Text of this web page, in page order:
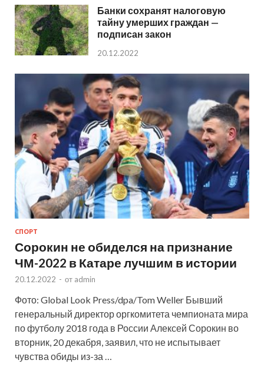
Банки сохранят налоговую
тайну умерших граждан —
подписан закон
20.12.2022
СПОРТ
Сорокин не обиделся на признание
ЧМ-2022 в Катаре лучшим в истории
20.12.2022 - от admin
Фото: Global Look Press/dpa/Tom Weller Бывший
генеральный директор оргкомитета чемпионата мира
по футболу 2018 года в России Алексей Сорокин во
вторник, 20 декабря, заявил, что не испытывает
чувства обиды из-за …